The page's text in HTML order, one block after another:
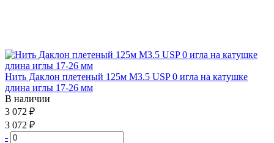
Нить Даклон плетеный 125м М3.5 USP 0 игла на катушке
длина иглы 17-26 мм
В наличии
3 072 ₽
3 072 ₽
-